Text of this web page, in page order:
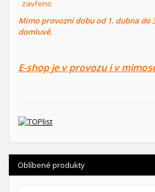
zavřeno
Mimo provozní dobu od 1. dubna do
domluvě.
E-shop je v provozu i v
Oblíbené produkty